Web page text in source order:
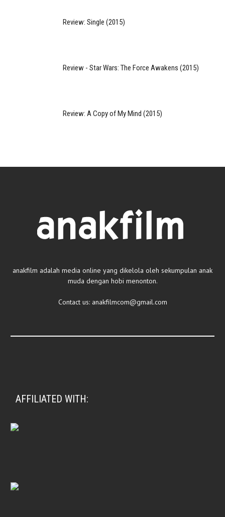
Review: Single (2015)
Review - Star Wars: The Force Awakens (2015)
Review: A Copy of My Mind (2015)
anakfilm adalah media online yang dikelola oleh sekumpulan anak
muda dengan hobi menonton.
Contact us: anakfilmcom@gmail.com
AFFILIATED WITH: